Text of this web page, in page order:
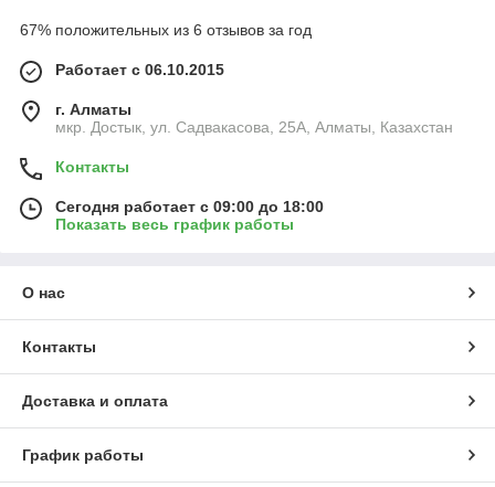
67% положительных из 6 отзывов за год
Работает с 06.10.2015
г. Алматы
мкр. Достык, ул. Садвакасова, 25А, Алматы, Казахстан
Контакты
Сегодня работает с 09:00 до 18:00
Показать весь график работы
О нас
Контакты
Доставка и оплата
График работы